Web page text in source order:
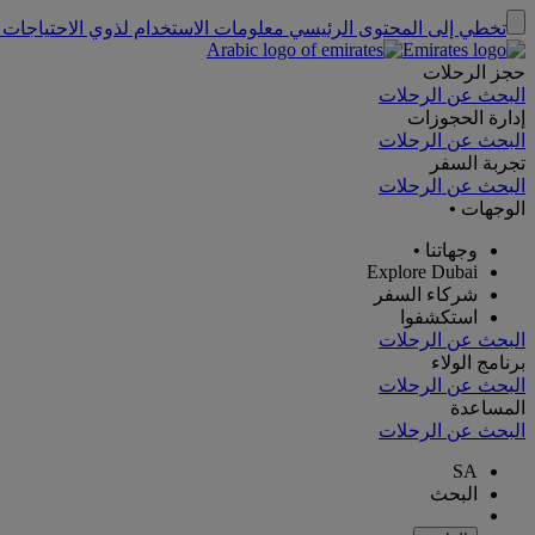
تخطي إلى المحتوى الرئيسي معلومات الاستخدام لذوي
حجز الرحلات
البحث عن الرحلات
إدارة الحجوزات
البحث عن الرحلات
تجربة السفر
البحث عن الرحلات
الوجهات •
وجهاتنا •
Explore Dubai
شركاء السفر
استكشفوا
البحث عن الرحلات
برنامج الولاء
البحث عن الرحلات
المساعدة
البحث عن الرحلات
SA
البحث